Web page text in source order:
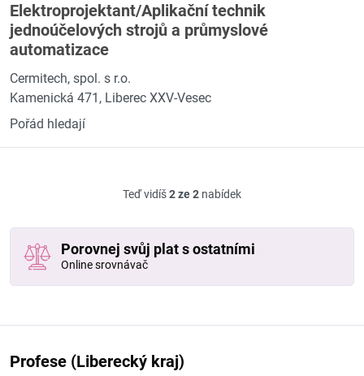
Elektroprojektant/Aplikační technik
jednoúčelových strojů a průmyslové
automatizace
Cermitech, spol. s r.o.
Kamenická 471, Liberec XXV-Vesec
Pořád hledají
Teď vidíš2 ze 2 nabídek
Porovnej svůj plat s ostatními
Online srovnávač
Profese (Liberecký kraj)